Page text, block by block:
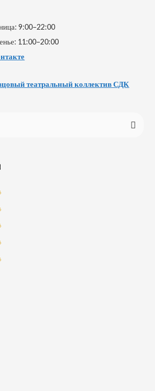
9:00–22:00
11:00–20:00
театральный коллектив СДК